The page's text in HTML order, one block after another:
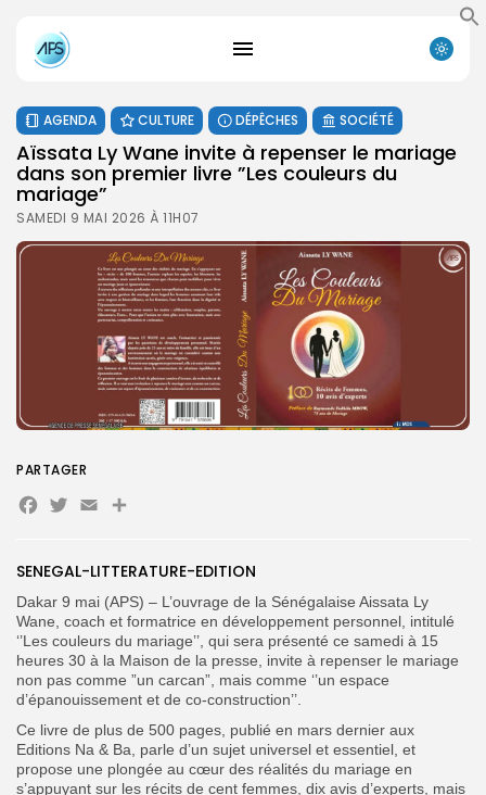
Search
for:
Search
Button
FR
AGENDA CULTURE DÉPÊCHES SOCIÉTÉ
Aïssata Ly Wane invite à repenser le mariage
dans son premier livre ”Les couleurs du
mariage”
SAMEDI 9 MAI 2026 À 11H07
SENEGAL-LITTERATURE-EDITION
Dakar 9 mai (APS) – L’ouvrage de la Sénégalaise Aissata Ly
Wane, coach et formatrice en développement personnel, intitulé
‘’Les couleurs du mariage’’, qui sera présenté ce samedi à 15
heures 30 à la Maison de la presse, invite à repenser le mariage
non pas comme ”un carcan”, mais comme ‘’un espace
d’épanouissement et de co-construction’’.
Ce livre de plus de 500 pages, publié en mars dernier aux
Editions Na & Ba, parle d’un sujet universel et essentiel, et
propose une plongée au cœur des réalités du mariage en
s’appuyant sur les récits de cent femmes, dix avis d’experts, mais
PARTAGER
Facebook
Twitter
EmailPartager